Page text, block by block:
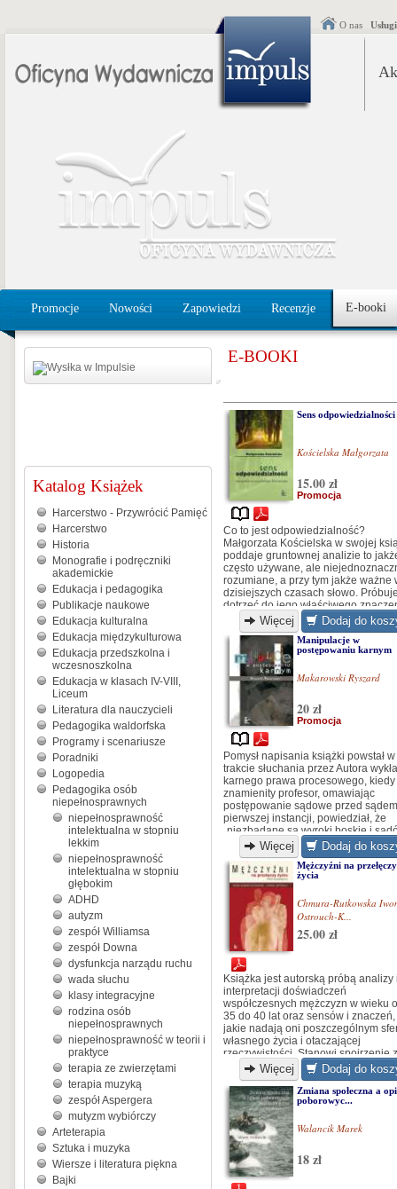
O nas
Promocje Nowości Zapowiedzi Recenzje E-booki
Katalog Książek
Harcerstwo - Przywrócić Pamięć
Harcerstwo
Historia
Monografie i podręczniki
akademickie
Edukacja i pedagogika
Publikacje naukowe
Edukacja kulturalna
Edukacja międzykulturowa
Edukacja przedszkolna i
wczesnoszkolna
Edukacja w klasach IV-VIII,
Liceum
Literatura dla nauczycieli
Pedagogika waldorfska
Programy i scenariusze
Poradniki
Logopedia
Pedagogika osób
niepełnosprawnych
niepełnosprawność
intelektualna w stopniu
lekkim
niepełnosprawność
intelektualna w stopniu
głębokim
ADHD
autyzm
zespół Williamsa
zespół Downa
dysfunkcja narządu ruchu
wada słuchu
klasy integracyjne
rodzina osób
niepełnosprawnych
niepełnosprawność w teorii i
praktyce
terapia ze zwierzętami
terapia muzyką
zespół Aspergera
mutyzm wybiórczy
Arteterapia
Sztuka i muzyka
Wiersze i literatura piękna
Bajki
E-BOOKI
Sens odpowiedzialności
Kościelska Małgorzata
15.00 zł
Promocja
Co to jest odpowiedzialność?
Małgorzata Kościelska w swojej
poddaje gruntownej analizie to
często używane, ale
rozumiane, a przy tym jakże ważne
dzisiejszych czasach słowo.
dotrzeć do jego właściwego
sensu. Niezwykle cenne jest w tej
pozycji spojrzenie z różnych
na omawiane pojęcie: filozoficznej,
prawnej, etycznej, psychologicznej,
socjologicznej i pedagogicznej...
Więcej Dodaj do
Manipulacje w
postępowaniu karnym
Makarowski Ryszard
20 zł
Promocja
Pomysł napisania książki powstał w
trakcie słuchania przez Autora
karnego prawa procesowego, kiedy
znamienity profesor, omawiając
postępowanie sądowe przed sądem
pierwszej instancji, powiedział, że
„niezbadane są wyroki boskie i
powszechnych”. Autorowi nasunęło
pytanie: dlaczego? Czy to możliwe,
wyrok sądowy zależy od przypadku
czyjejś manipulacji?
Więcej Dodaj do
Mężczyźni na przełęczy
życia
Chmura-Rutkowska
Ostrouch-K...
25.00 zł
Książka jest autorską próbą analizy
interpretacji doświadczeń
współczesnych mężczyzn w wieku
35 do 40 lat oraz sensów i znaczeń,
jakie nadają oni poszczególnym
własnego życia i otaczającej
rzeczywistości. Stanowi spojrzenie z
kobiecej perspektywy na świat
refleksji i doświadczeń.
Więcej Dodaj do
Zmiana społeczna a
poborowyc...
Walancik Marek
18 zł